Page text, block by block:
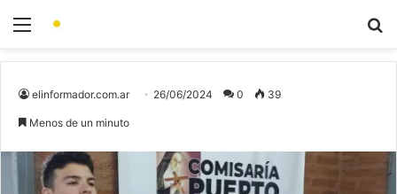
elinformador.com.ar 26/06/2024 0 39
Menos de un minuto